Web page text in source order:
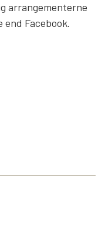
arrangementerne
end Facebook.